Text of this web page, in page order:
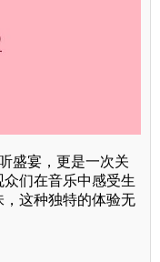
盛宴，更是一次关
们在音乐中感受生
这种独特的体验无